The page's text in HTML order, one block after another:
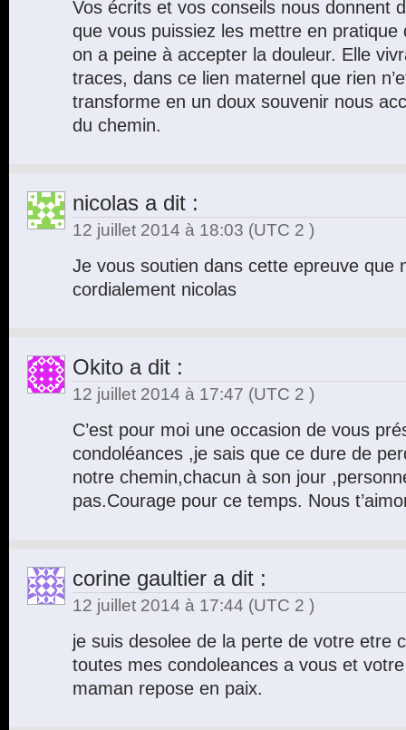
Vos écrits et vos conseils nous donnent
que vous puissiez les mettre en
on a peine à accepter la douleur. Elle
traces, dans ce lien maternel que rien
transforme en un doux souvenir nous
du chemin.
nicolas a dit :
12 juillet 2014 à 18:03 (UTC 2 )
Je vous soutien dans cette epreuve que
cordialement nicolas
Okito a dit :
12 juillet 2014 à 17:47 (UTC 2 )
C’est pour moi une occasion de vous
condoléances ,je sais que ce dure de
notre chemin,chacun à son jour
pas.Courage pour ce temps. Nous
corine gaultier a dit :
12 juillet 2014 à 17:44 (UTC 2 )
je suis desolee de la perte de votre etre
toutes mes condoleances a vous et
maman repose en paix.